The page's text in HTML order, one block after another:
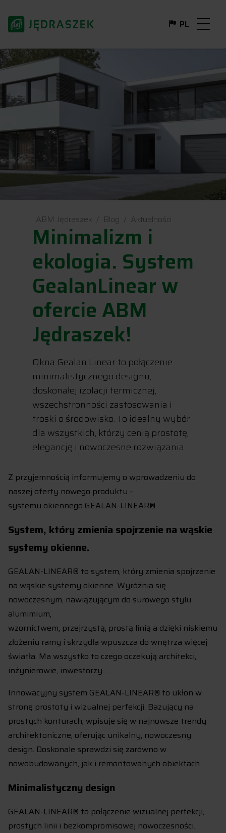
PL
IT
ABM Jędraszek Blog Aktualności
Minimalizm i
ekologia. System
GealanLinear w
ofercie ABM
Jędraszek!
Okna Gealan Linear to połączenie
minimalistycznego designu,
doskonałej izolacji termicznej,
wszechstronności zastosowania i
troski o środowisko. To idealny wybór
dla wszystkich, którzy cenią prostotę,
elegancję i nowoczesne rozwiązania.
Z przyjemnością informujemy o wprowadzeniu do
naszej oferty nowego produktu –
systemu okiennego GEALAN-LINEAR®.
System, który zmienia spojrzenie na wąskie
systemy okienne.
GEALAN-LINEAR® to system, który zmienia spojrzenie
na wąskie systemy okienne. Wyróżnia się
nowoczesnym, nawiązującym do surowego stylu
alumimium,
wzornictwem, przejrzystą, prostą linią a dzięki niskiemu
złożeniu ramy i skrzydła wpuszcza do wnętrza więcej
światła. Ma wszystko to czego oczekują architekci,
inżynierowie, inwestorzy…
Innowacyjny system GEALAN-LINEAR® to ukłon w
stronę prostoty i wizualnej perfekcji. Bazujący na
prostych konturach, wpisuje się w najnowsze trendy
architektoniczne, oferując unikalny, nowoczesny
design. Doskonale sprawdzi się zarówno w
nowobudowanych, jak i remontowanych obiektach.
Minimalistyczny design
GEALAN-LINEAR® to połączenie wizualnej perfekcji,
prostych linii i bezkompromisowej nowoczesności.